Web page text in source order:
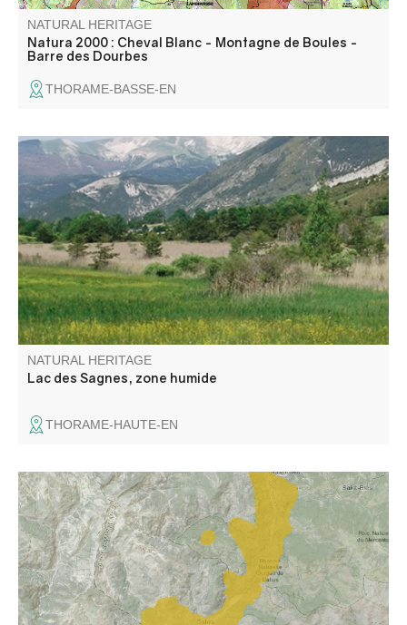
NATURAL HERITAGE
Natura 2000 : Cheval Blanc - Montagne de Boules -
Barre des Dourbes
THORAME-BASSE-EN
La zone humide du Lac des Sagnes, à cheval sur les
communes de Thorame-Basse et de Thorame-Haute, se
situe en queue d’une retenue artificielle créée dans les
années 1960 pour l’irrigation.
NATURAL HERITAGE
Lac des Sagnes, zone humide
THORAME-HAUTE-EN
Zone représentative de l'étage subméditerranéen où
dominent les landes à buis, genêt cendré, lavande. Zone
peu prospectée au niveau espèces végétales et milieux.
Gorges remarquables.